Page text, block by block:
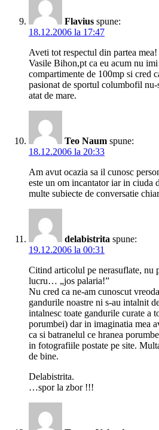
Flavius spune:
18.12.2006 la 17:47
Aveti tot respectul din partea
Vasile Bihon,pt ca eu acum nu
compartimente de 100mp si cred
pasionat de sportul columbofil
atat de mare.
Teo Naum spune:
18.12.2006 la 20:33
Am avut ocazia sa il cunosc
este un om incantator iar in ciuda
multe subiecte de conversatie
delabistrita spune:
19.12.2006 la 00:31
Citind articolul pe nerasuflate, nu
lucru… „jos palaria!”
Nu cred ca ne-am cunoscut
gandurile noastre ni s-au intalnit
intalnesc toate gandurile curate a
porumbei) dar in imaginatia mea
ca si batranelul ce hranea
in fotografiile postate pe site.
de bine.
Delabistrita.
…spor la zbor !!!